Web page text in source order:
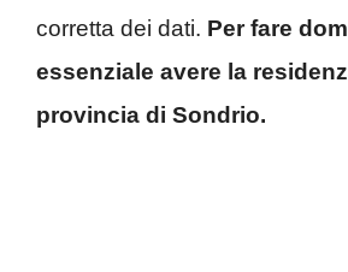
corretta dei dati. Per fare
essenziale avere la
provincia di Sondrio.